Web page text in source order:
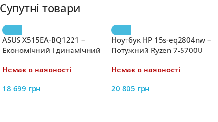
Супутні товари
ASUS X515EA-BQ1221 –
Економічний і динамічний
512GB SSD на LED IPS
Немає в наявності
18 699 грн
Ноутбук HP 15s-eq2804nw –
Потужний Ryzen 7-5700U
продуктивної роботи
Немає в наявності
20 805 грн